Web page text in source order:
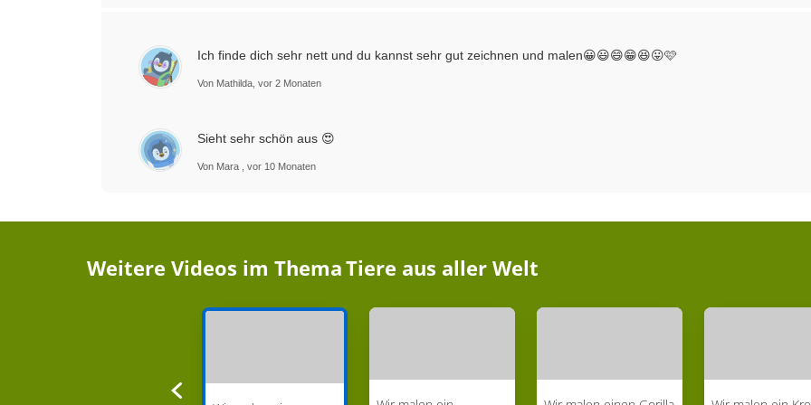
Ich finde dich sehr nett und du kannst sehr gut zeichnen und malen😀😃😄😁😆😛🩷
Von Mathilda, vor 2 Monaten
Sieht sehr schön aus 😍
Von Mara , vor 10 Monaten
Weitere Videos im ThemaTiere aus aller Welt